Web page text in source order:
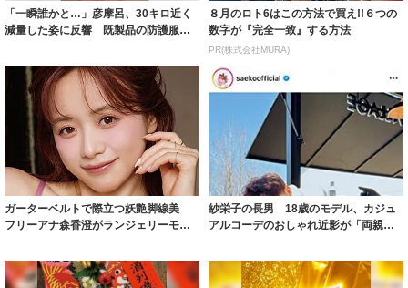
ガーターベルトで際立つ妖艶脚線美
フリーアナ森香澄がランジェリーモデ
ルに ｢PE...
紗栄子の長男 18歳のモデル、カジュ
アルコーデのおしゃれ近影が「両親の
いいとこ取...